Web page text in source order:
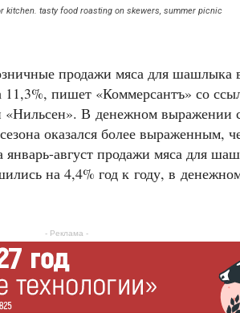
tasty food roasting on skewers, summer picnic
продажи мяса для шашлыка
пишет «Коммерсантъ» со
«Нильсен». В денежном выражении
оказался более выраженным,
январь-август продажи мяса для
на 4,4% год к году, в
- Реклама -